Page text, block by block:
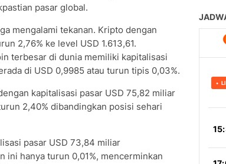
pasar global.
mengalami tekanan. Kripto dengan
2,76% ke level USD 1.613,61.
terbesar di dunia memiliki kapitalisasi
di USD 0,9985 atau turun tipis 0,03%.
kapitalisasi pasar USD 75,82 miliar
2,40% dibandingkan posisi sehari
pasar USD 73,84 miliar
ini hanya turun 0,01%, mencerminkan